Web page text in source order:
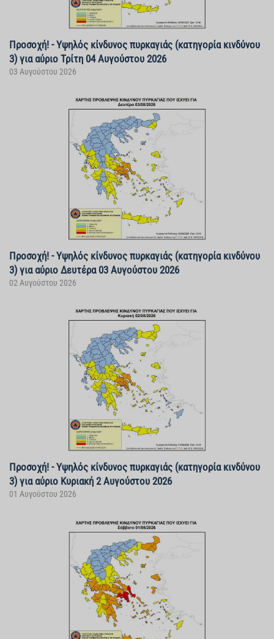
Προσοχή! - Υψηλός κίνδυνος πυρκαγιάς (κατηγορία κινδύνου
3) για αύριο Τρίτη 04 Αυγούστου 2026
03 Αυγούστου 2026
Προσοχή! - Υψηλός κίνδυνος πυρκαγιάς (κατηγορία κινδύνου
3) για αύριο Δευτέρα 03 Αυγούστου 2026
02 Αυγούστου 2026
Προσοχή! - Υψηλός κίνδυνος πυρκαγιάς (κατηγορία κινδύνου
3) για αύριο Κυριακή 2 Αυγούστου 2026
01 Αυγούστου 2026